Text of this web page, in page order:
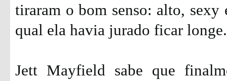
tiraram o bom senso: alto,
qual ela havia jurado ficar longe.
Jett Mayfield sabe que